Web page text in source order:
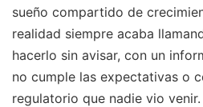
sueño compartido de
realidad siempre acaba
hacerlo sin avisar, con un
no cumple las expectativas o
regulatorio que nadie vio venir.